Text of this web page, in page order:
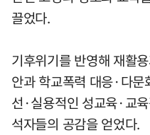
끌었다.
기후위기를 반영해 재활
안과 학교폭력 대응·다
선·실용적인 성교육·교
석자들의 공감을 얻었다.